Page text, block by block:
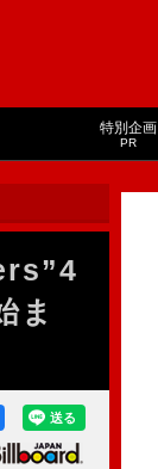
特別企画
PR
ま
送る